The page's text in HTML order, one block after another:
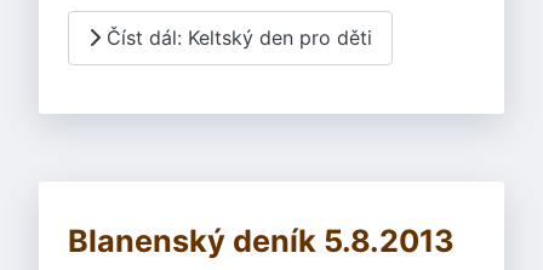
Číst dál: Keltský den pro děti
Blanenský deník 5.8.2013